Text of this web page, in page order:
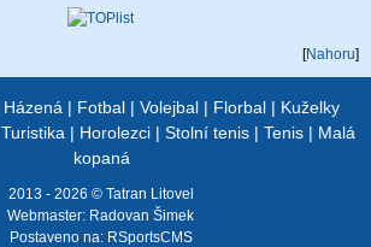
[Nahoru]
Házená | Fotbal | Volejbal | Florbal | Kuželky
Turistika | Horolezci| Stolní tenis| Tenis| Malá
kopaná
2013 - 2026 © Tatran Litovel
Webmaster: Radovan Šimek
Postaveno na: RSportsCMS